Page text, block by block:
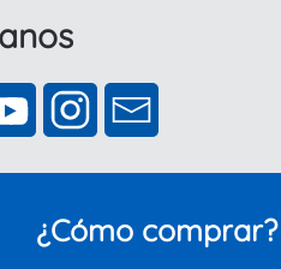
¿Cómo comprar?